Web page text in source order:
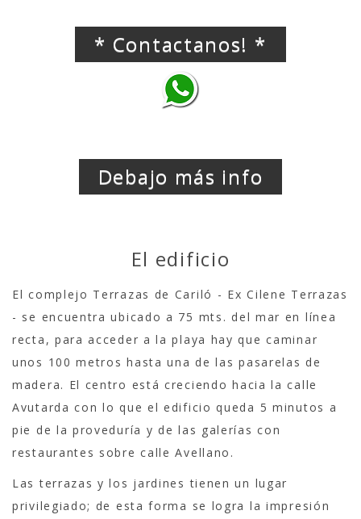
* Contactanos! *
Debajo más info
El edificio
El complejo Terrazas de Cariló - Ex Cilene Terrazas
- se encuentra ubicado a 75 mts. del mar en línea
recta, para acceder a la playa hay que caminar
unos 100 metros hasta una de las pasarelas de
madera. El centro está creciendo hacia la calle
Avutarda con lo que el edificio queda 5 minutos a
pie de la proveduría y de las galerías con
restaurantes sobre calle Avellano.
Las terrazas y los jardines tienen un lugar
privilegiado; de esta forma se logra la impresión